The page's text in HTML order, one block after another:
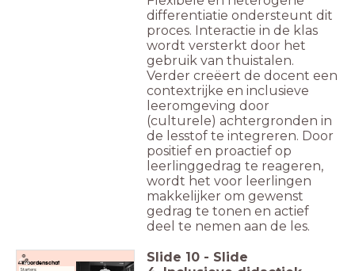
differentiatie ondersteunt dit
proces. Interactie in de klas
wordt versterkt door het
gebruik van thuistalen.
Verder creëert de docent een
contextrijke en inclusieve
leeromgeving door
(culturele) achtergronden in
de lesstof te integreren. Door
positief en proactief op
leerlinggedrag te reageren,
wordt het voor leerlingen
makkelijker om gewenst
gedrag te tonen en actief
deel te nemen aan de les.
Woordenschat
Starters:
Slide 10 - Slide